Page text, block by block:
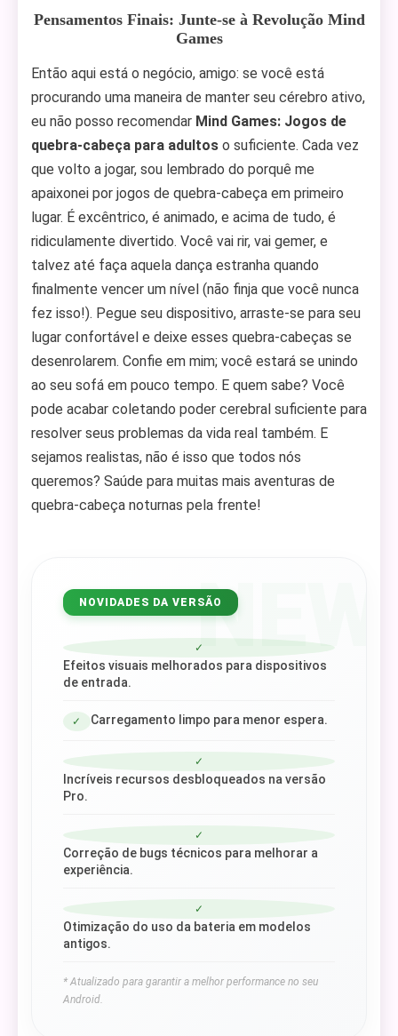
Pensamentos Finais: Junte-se à Revolução Mind
Games
Então aqui está o negócio, amigo: se você está
procurando uma maneira de manter seu cérebro ativo,
eu não posso recomendar Mind Games: Jogos de
quebra-cabeça para adultos o suficiente. Cada vez
que volto a jogar, sou lembrado do porquê me
apaixonei por jogos de quebra-cabeça em primeiro
lugar. É excêntrico, é animado, e acima de tudo, é
ridiculamente divertido. Você vai rir, vai gemer, e
talvez até faça aquela dança estranha quando
finalmente vencer um nível (não finja que você nunca
fez isso!). Pegue seu dispositivo, arraste-se para seu
lugar confortável e deixe esses quebra-cabeças se
desenrolarem. Confie em mim; você estará se unindo
ao seu sofá em pouco tempo. E quem sabe? Você
pode acabar coletando poder cerebral suficiente para
resolver seus problemas da vida real também. E
sejamos realistas, não é isso que todos nós
queremos? Saúde para muitas mais aventuras de
quebra-cabeça noturnas pela frente!
NEW
NOVIDADES DA VERSÃO
✓
Efeitos visuais melhorados para dispositivos
de entrada.
✓ Carregamento limpo para menor espera.
✓
Incríveis recursos desbloqueados na versão
Pro.
✓
Correção de bugs técnicos para melhorar a
experiência.
✓
Otimização do uso da bateria em modelos
antigos.
* Atualizado para garantir a melhor performance no seu
Android.